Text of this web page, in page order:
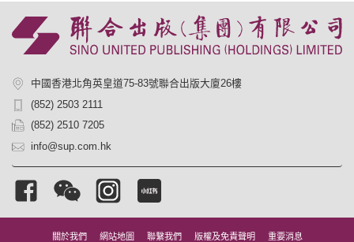
中國香港北角英皇道75-83號聯合出版大廈26樓
(852) 2503 2111
(852) 2510 7205
info@sup.com.hk
關於我們 網站地圖 聯繫我們 版權及免責聲明 重要消息